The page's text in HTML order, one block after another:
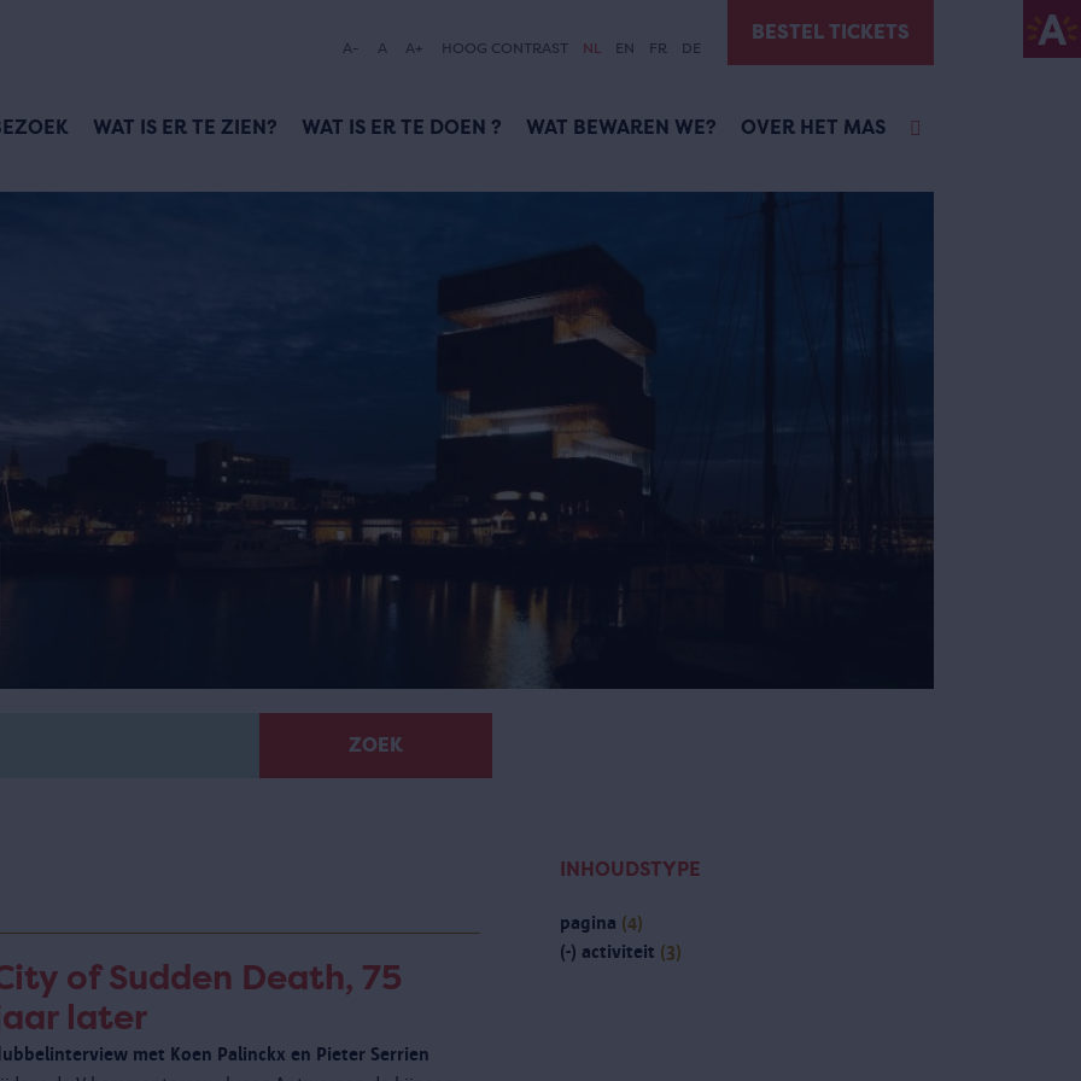
A- A A+ HOOG CONTRAST NL EN FR DE
BESTEL TICKETS
WAT IS ER TE ZIEN? WAT IS ER TE DOEN ? WAT BEWAREN WE? OVER HET MAS
ZOEK
INHOUDSTYPE
pagina (4)
(-) activiteit (3)
of Sudden Death, 75
later
met Koen Palinckx en Pieter Serrien